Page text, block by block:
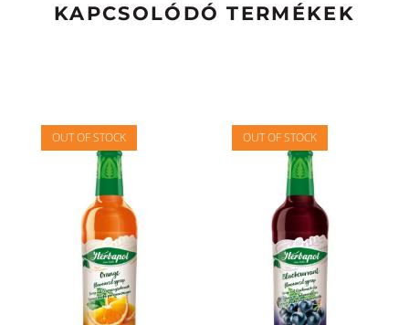
KAPCSOLÓDÓ TERMÉKEK
OUT OF STOCK OUT OF STOCK